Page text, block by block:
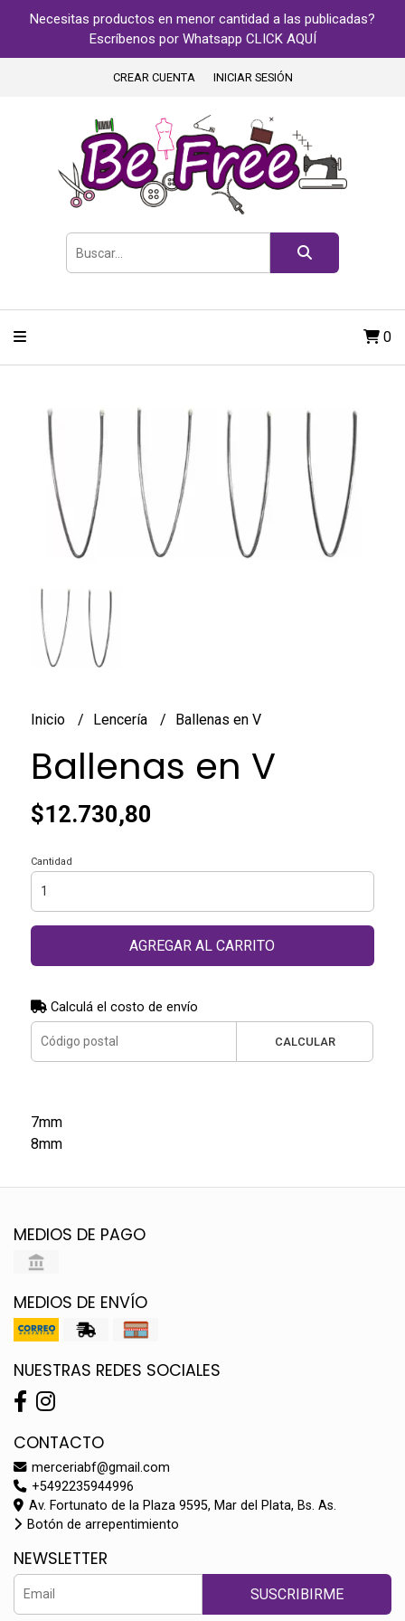
Necesitas productos en menor cantidad a las publicadas?
Escríbenos por Whatsapp CLICK AQUÍ
CREAR CUENTA INICIAR SESIÓN
0
Inicio Lencería Ballenas en V
Ballenas en V
$12.730,80
Cantidad
AGREGAR AL CARRITO
Calculá el costo de envío
CALCULAR
7mm
8mm
MEDIOS DE PAGO
MEDIOS DE ENVÍO
NUESTRAS REDES SOCIALES
CONTACTO
merceriabf@gmail.com
+5492235944996
Av. Fortunato de la Plaza 9595, Mar del Plata, Bs. As.
Botón de arrepentimiento
NEWSLETTER
SUSCRIBIRME